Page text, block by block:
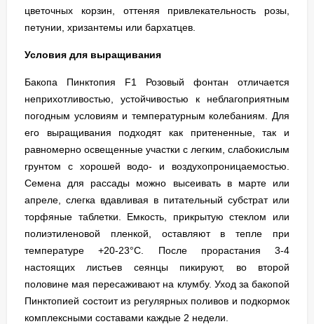
цветочных корзин, оттеняя привлекательность розы,
петунии, хризантемы или бархатцев.
Условия для выращивания
Бакопа Пинктопия F1 Розовый фонтан отличается
неприхотливостью, устойчивостью к неблагоприятным
погодным условиям и температурным колебаниям. Для
его выращивания подходят как притененные, так и
равномерно освещенные участки с легким, слабокислым
грунтом с хорошей водо- и воздухопроницаемостью.
Семена для рассады можно высеивать в марте или
апреле, слегка вдавливая в питательный субстрат или
торфяные таблетки. Емкость, прикрытую стеклом или
полиэтиленовой пленкой, оставляют в тепле при
температуре +20-23°С. После прорастания 3-4
настоящих листьев сеянцы пикируют, во второй
половине мая пересаживают на клумбу. Уход за бакопой
Пинктопией состоит из регулярных поливов и подкормок
комплексными составами каждые 2 недели.